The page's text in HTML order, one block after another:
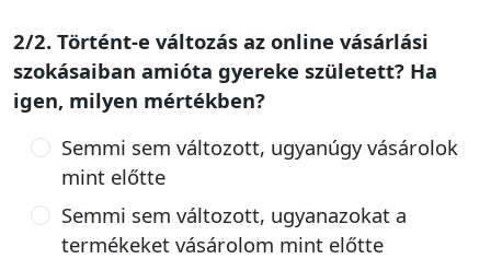
2/2. Történt-e változás az online vásárlási
szokásaiban amióta gyereke született? Ha
igen, milyen mértékben?
Semmi sem változott, ugyanúgy vásárolok
mint előtte
Semmi sem változott, ugyanazokat a
termékeket vásárolom mint előtte